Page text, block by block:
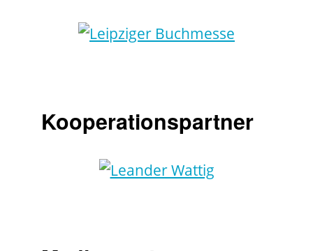
Kooperationspartner